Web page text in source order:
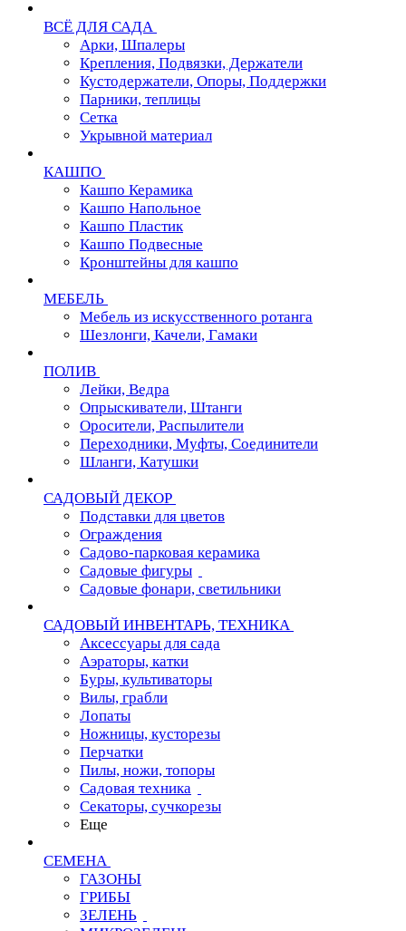
ВСЁ ДЛЯ САДА
Арки, Шпалеры
Крепления, Подвязки, Держатели
Кустодержатели, Опоры, Поддержки
Парники, теплицы
Сетка
Укрывной материал
КАШПО
Кашпо Керамика
Кашпо Напольное
Кашпо Пластик
Кашпо Подвесные
Кронштейны для кашпо
МЕБЕЛЬ
Мебель из искусственного ротанга
Шезлонги, Качели, Гамаки
ПОЛИВ
Лейки, Ведра
Опрыскиватели, Штанги
Оросители, Распылители
Переходники, Муфты, Соединители
Шланги, Катушки
САДОВЫЙ ДЕКОР
Подставки для цветов
Ограждения
Садово-парковая керамика
Садовые фигуры
Садовые фонари, светильники
САДОВЫЙ ИНВЕНТАРЬ, ТЕХНИКА
Аксессуары для сада
Аэраторы, катки
Буры, культиваторы
Вилы, грабли
Лопаты
Ножницы, кусторезы
Перчатки
Пилы, ножи, топоры
Садовая техника
Секаторы, сучкорезы
Еще
СЕМЕНА
ГАЗОНЫ
ГРИБЫ
ЗЕЛЕНЬ